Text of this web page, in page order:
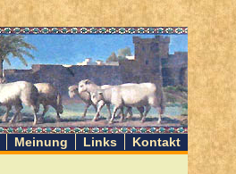
Meinung Links Kontakt